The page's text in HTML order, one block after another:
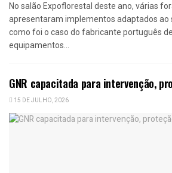
No salão Expoflorestal deste ano, várias
apresentaram implementos adaptados ao
como foi o caso do fabricante português
equipamentos...
GNR capacitada para intervenção,
15 DE JULHO, 2026